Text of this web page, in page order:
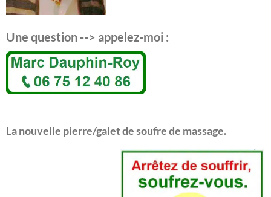
Une question --> appelez-moi :
La nouvelle pierre/galet de soufre de massage.